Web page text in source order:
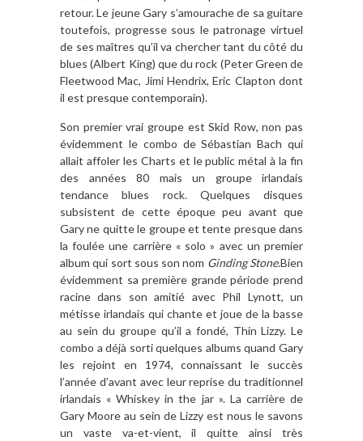
retour. Le jeune Gary s’amourache de sa guitare
toutefois, progresse sous le patronage virtuel
de ses maîtres qu’il va chercher tant du côté du
blues (Albert King) que du rock (Peter Green de
Fleetwood Mac, Jimi Hendrix, Eric Clapton dont
il est presque contemporain).
Son premier vrai groupe est Skid Row, non pas
évidemment le combo de Sébastian Bach qui
allait affoler les Charts et le public métal à la fin
des années 80 mais un groupe irlandais
tendance blues rock. Quelques disques
subsistent de cette époque peu avant que
Gary ne quitte le groupe et tente presque dans
la foulée une carrière « solo » avec un premier
album qui sort sous son nom Ginding Stone.Bien
évidemment sa première grande période prend
racine dans son amitié avec Phil Lynott, un
métisse irlandais qui chante et joue de la basse
au sein du groupe qu’il a fondé, Thin Lizzy. Le
combo a déjà sorti quelques albums quand Gary
les rejoint en 1974, connaissant le succès
l’année d’avant avec leur reprise du traditionnel
irlandais « Whiskey in the jar ». La carrière de
Gary Moore au sein de Lizzy est nous le savons
un vaste va-et-vient, il quitte ainsi très